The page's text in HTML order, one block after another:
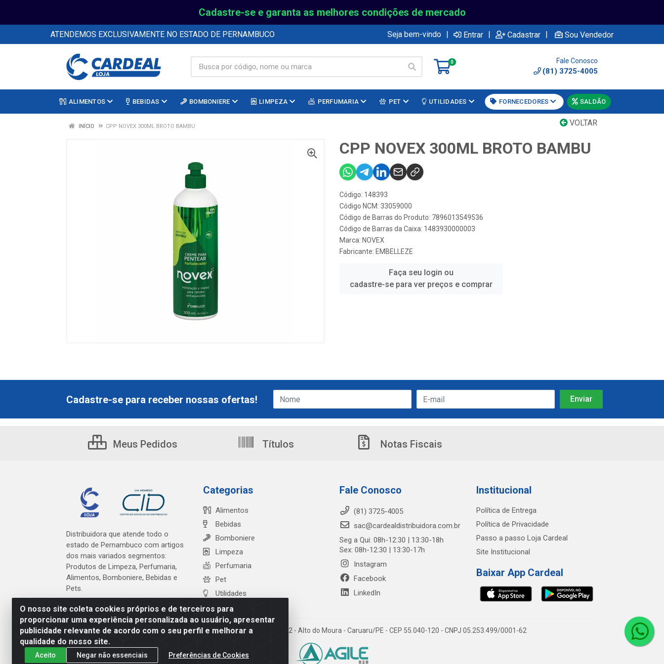
Cadastre-se e garanta as melhores condições de mercado
ATENDEMOS EXCLUSIVAMENTE NO ESTADO DE PERNAMBUCO Seja bem-vindo | Entrar | Cadastrar | Sou Vendedor
0 Fale Conosco
(81) 3725-4005
ALIMENTOS BEBIDAS BOMBONIERE LIMPEZA PERFUMARIA PET UTILIDADES FORNECEDORES SALDÃO
VOLTAR
INÍCIO CPP NOVEX 300ML BROTO BAMBU
CPP NOVEX 300ML BROTO BAMBU
Código: 148393
Código NCM: 33059000
Código de Barras do Produto: 7896013549536
Código de Barras da Caixa: 1483930000003
Marca: NOVEX
Fabricante: EMBELLEZE
Faça seu login ou
cadastre-se para ver preços e comprar
O nosso site coleta cookies próprios e de terceiros para
proporcionar uma experiência personalizada ao usuário, apresentar
publicidade relevante de acordo com o seu perfil e melhorar a
qualidade do nosso site.
Aceito Negar não essenciais Preferências de Cookies
Cadastre-se para receber nossas ofertas!
Meus Pedidos Títulos Notas Fiscais
Distribuidora que atende todo o
estado de Pernambuco com artigos
dos mais variados segmentos:
Produtos de Limpeza, Perfumaria,
Alimentos, Bomboniere, Bebidas e
Pets.
Categorias
Alimentos
Bebidas
Bomboniere
Limpeza
Perfumaria
Pet
Utilidades
Fale Conosco
(81) 3725-4005
sac@cardealdistribuidora.com.br
Seg a Qui: 08h-12:30 | 13:30-18h
Sex: 08h-12:30 | 13:30-17h
Instagram
Facebook
LinkedIn
Institucional
Política de Entrega
Política de Privacidade
Passo a passo Loja Cardeal
Site Institucional
Baixar App Cardeal
Cardeal Distribuidora - Estrada Alto do Moura, 582 - Alto do Moura - Caruaru/PE - CEP 55.040-120 - CNPJ 05.253.499/0001-62